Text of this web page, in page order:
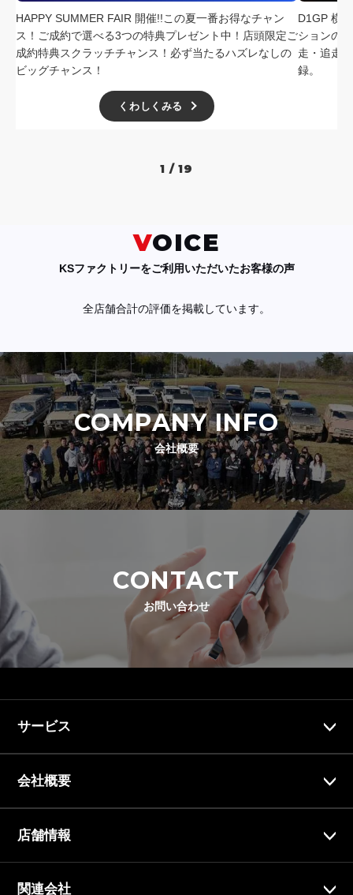
HAPPY SUMMER FAIR 開催!!この夏一番お得なチャン
ス！ご成約で選べる3つの特典プレゼント中！店頭限定ご
成約特典スクラッチチャンス！必ず当たるハズレなしの
ビッグチャンス！
くわしくみる
D1GP 横
ションの
走・追走
録。
1 / 19
VOICE
KSファクトリーをご利用いただいたお客様の声
全店舗合計の評価を掲載しています。
COMPANY INFO
会社概要
CONTACT
お問い合わせ
サービス
会社概要
店舗情報
関連会社